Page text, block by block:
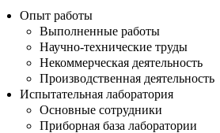
Опыт работы
Выполненные работы
Научно-технические труды
Некоммерческая деятельность
Производственная деятельность
Испытательная лаборатория
Основные сотрудники
Приборная база лаборатории